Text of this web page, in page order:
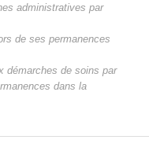
administratives par
de ses permanences
démarches de soins par
dans la